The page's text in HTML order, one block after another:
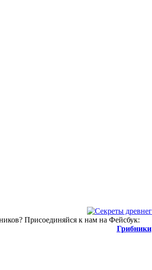
Присоединяйся к нам на Фейсбук:
Грибники